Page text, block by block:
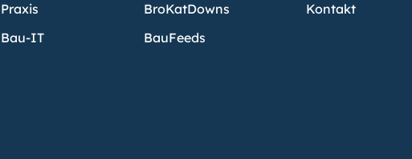
Praxis
Bau-IT
BroKatDowns
BauFeeds
Kontakt